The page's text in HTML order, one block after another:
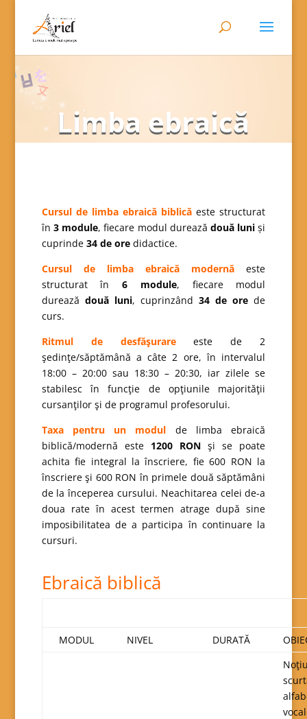
Limba ebraică
Cursul de limba ebraică biblică este structurat
în 3 module, fiecare modul durează două luniși
cuprinde 34 de ore didactice.
Cursul de limba ebraică modernă este
structurat în6 module, fiecare modul
durează două luni, cuprinzând34 de ore de
curs.
Ritmul de desfăşurareeste de 2
şedinţe/săptămână a câte 2 ore, în intervalul
18:00 – 20:00 sau 18:30 – 20:30, iar zilele se
stabilesc în funcţie de opţiunile majorităţii
cursanţilor şi de programul profesorului.
Taxa pentru un modul
de limba ebraică
biblică/modernă este 1200 RONşi se poate
achita fie integral la înscriere, fie 600 RON la
înscriere şi 600 RON în primele două săptămâni
de la începerea cursului. Neachitarea celei de-a
doua rate în acest termen atrage după sine
imposibilitatea de a participa în continuare la
cursuri.
Ebraică biblică
MODUL NIVEL DURATĂ